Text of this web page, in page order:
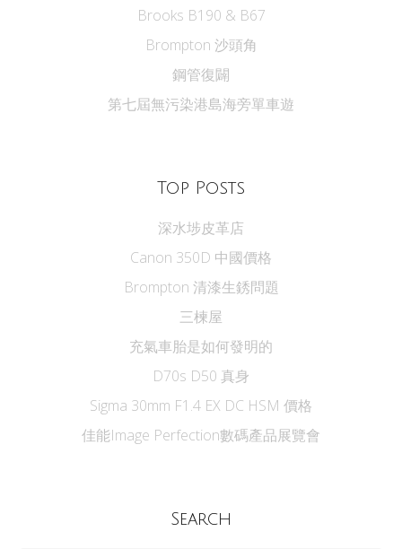
Brooks B190 & B67
Brompton 沙頭角
鋼管復闢
第七屆無污染港島海旁單車遊
Top Posts
深水埗皮革店
Canon 350D 中國價格
Brompton 清漆生銹問題
三楝屋
充氣車胎是如何發明的
D70s D50 真身
Sigma 30mm F1.4 EX DC HSM 價格
佳能Image Perfection數碼產品展覽會
Search